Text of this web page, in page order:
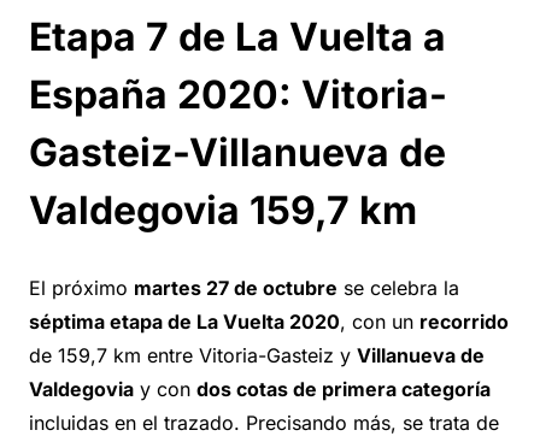
Etapa 7 de La Vuelta a
España 2020: Vitoria-
Gasteiz-Villanueva de
Valdegovia 159,7 km
El próximo martes 27 de octubre se celebra la
séptima etapa de La Vuelta 2020, con un recorrido
de 159,7 km entre Vitoria-Gasteiz y Villanueva de
Valdegovia y con dos cotas de primera categoría
incluidas en el trazado. Precisando más, se trata de